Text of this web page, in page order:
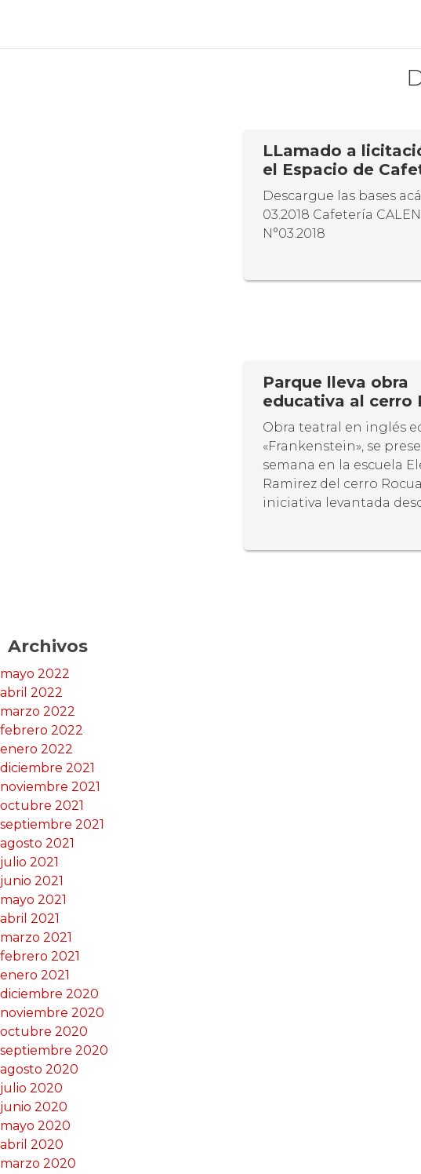
LLamado a
el Espacio de
Descargue las bases
03.2018 Cafetería
N°03.2018
Parque lleva obra
educativa al cerro
Obra teatral en inglés
«Frankenstein», se
semana en la escuela
Ramirez del cerro
iniciativa levantada
Archivos
mayo 2022
abril 2022
marzo 2022
febrero 2022
enero 2022
diciembre 2021
noviembre 2021
octubre 2021
septiembre 2021
agosto 2021
julio 2021
junio 2021
mayo 2021
abril 2021
marzo 2021
febrero 2021
enero 2021
diciembre 2020
noviembre 2020
octubre 2020
septiembre 2020
agosto 2020
julio 2020
junio 2020
mayo 2020
abril 2020
marzo 2020